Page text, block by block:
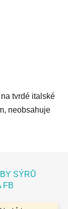
tvrdé italské
neobsahuje
SÝRŮ
FB